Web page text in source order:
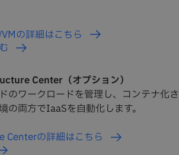
の詳細はこちら
Center（オプション）
のワークロードを管理し、コンテナ化さ
の両方でIaaSを自動化します。
の詳細はこちら